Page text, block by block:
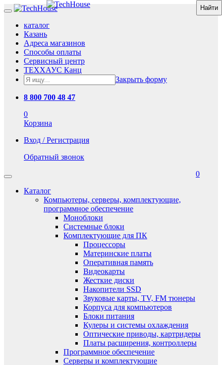
каталог
Казань
Адреса магазинов
Способы оплаты
Сервисный центр
ТЕХХАУС Канц
Закрыть форму
8 800 700 48 47
0
Корзина
Вход / Регистрация
Обратный звонок
0
Каталог
Компьютеры, серверы, комплектующие,
программное обеспечение
Моноблоки
Системные блоки
Комплектующие для ПК
Процессоры
Материнские платы
Оперативная память
Видеокарты
Жесткие диски
Накопители SSD
Звуковые карты, TV, FM тюнеры
Корпуса для компьютеров
Блоки питания
Кулеры и системы охлаждения
Оптические приводы, картридеры
Платы расширения, контроллеры
Программное обеспечение
Серверы и комплектующие